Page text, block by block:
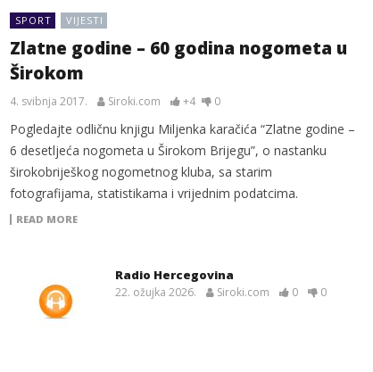
SPORT VIJESTI
Zlatne godine – 60 godina nogometa u
Širokom
4. svibnja 2017. Siroki.com +4 0
Pogledajte odličnu knjigu Miljenka karačića “Zlatne godine –
6 desetljeća nogometa u Širokom Brijegu”, o nastanku
širokobriješkog nogometnog kluba, sa starim
fotografijama, statistikama i vrijednim podatcima.
READ MORE
Radio Hercegovina
22. ožujka 2026. Siroki.com 0 0